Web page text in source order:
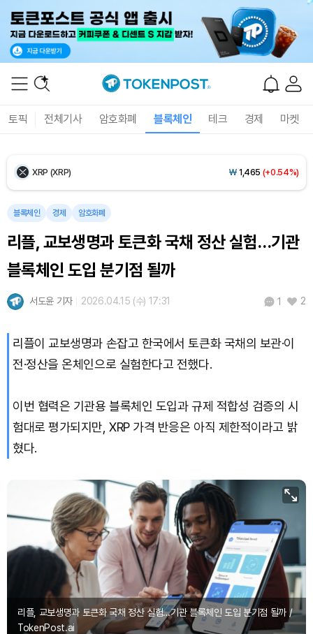
토픽 전체기사 암호화폐 블록체인 테크 경제 마켓
Ethereum (ETH) ₩2,699,593(+0.10%)
XRP (XRP) ₩ 1,465 (+0.54%)
Solana (SOL)
TRON (TRX) ₩464.1 (+0.74%)
Hyperliquid (HYPE)
Bitcoin (BTC) ₩91,236,845(-0.25%)
블록체인 경제 암호화폐
리플, 교보생명과 토큰화 국채 정산 실험…기관
블록체인 도입 분기점 될까
서도윤 기자 2026.04.15 (수) 17:31 1 2
리플이 교보생명과 손잡고 한국에서 토큰화 국채의 보관·이
전·정산을 온체인으로 실험한다고 전했다.
이번 협력은 기관용 블록체인 도입과 규제 적합성 검증의 시
험대로 평가되지만, XRP 가격 반응은 아직 제한적이라고 밝
혔다.
리플, 교보생명과 토큰화 국채 정산 실험…기관 블록체인 도입 분기점 될까 /
TokenPost.ai